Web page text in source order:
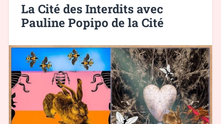
La Cité des Interdits avec
Pauline Popipo de la Cité